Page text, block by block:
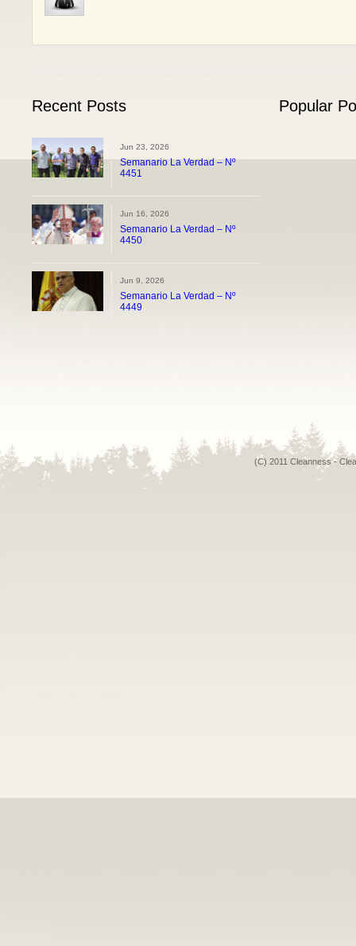
Recent Posts
Jun 23, 2026
Semanario La Verdad – Nº
4451
Jun 16, 2026
Semanario La Verdad – Nº
4450
Jun 9, 2026
Semanario La Verdad – Nº
4449
Popular
(C) 2011 Cleanness -